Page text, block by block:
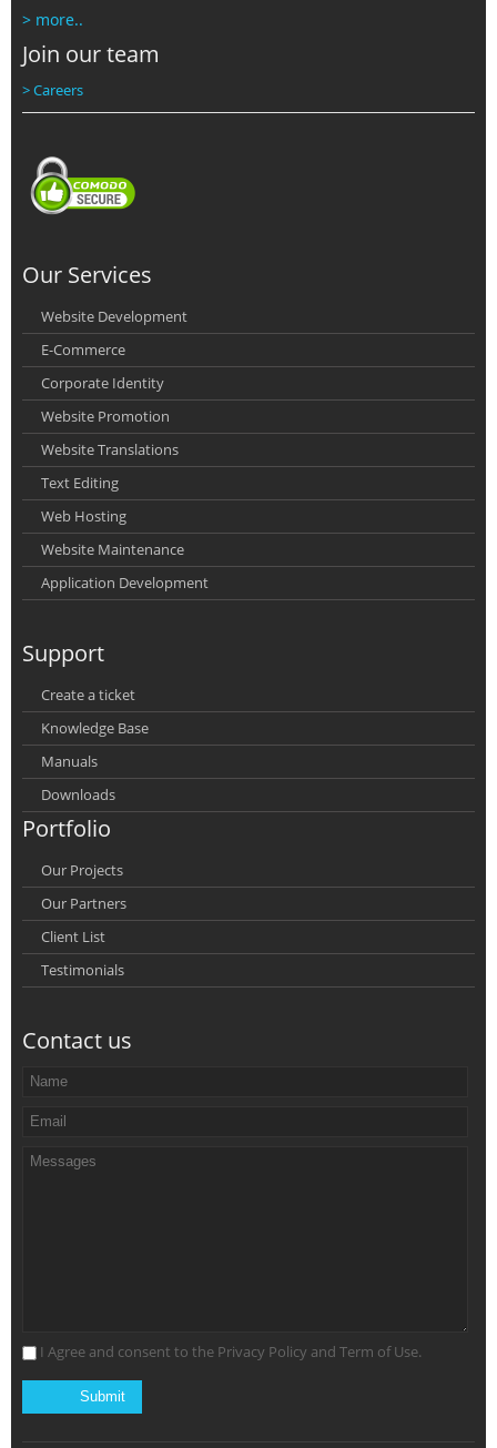
> more..
Join our team
> Careers
Our Services
Website Development
E-Commerce
Corporate Identity
Website Promotion
Website Translations
Text Editing
Web Hosting
Website Maintenance
Application Development
Support
Create a ticket
Knowledge Base
Manuals
Downloads
Portfolio
Our Projects
Our Partners
Client List
Testimonials
Contact us
I Agree and consent to the Privacy Policy and Term of Use.